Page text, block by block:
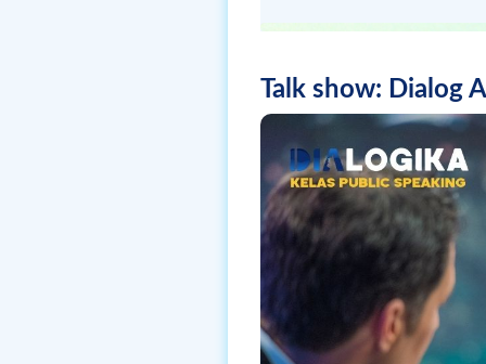
Talk show: Dialog